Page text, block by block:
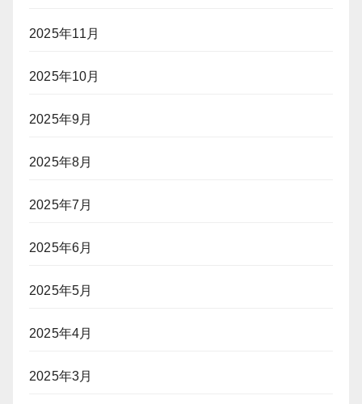
2025年11月
2025年10月
2025年9月
2025年8月
2025年7月
2025年6月
2025年5月
2025年4月
2025年3月